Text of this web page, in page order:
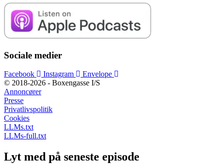
Sociale medier
Facebook Instagram
Envelope
© 2018-2026 - Boxengasse I/S
Annoncører
Presse
Privatlivspolitik
Cookies
LLMs.txt
LLMs-full.txt
Lyt med på seneste episode